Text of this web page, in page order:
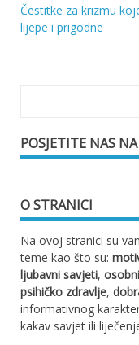
Navigacija
Čestitke za krizmu
lijepe i prigodne
POSJETITE NAS
O STRANICI
Na ovoj stranici su
teme kao što su:
ljubavni savjeti,
psihičko zdravlje,
informativnog
kakav savjet ili